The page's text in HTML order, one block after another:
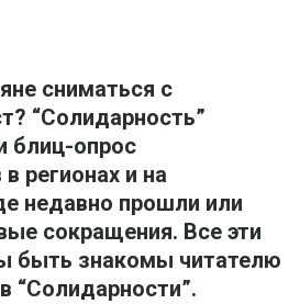
сниматься с
“Солидарность”
блиц-опрос
регионах и на
недавно прошли или
сокращения. Все эти
быть знакомы читателю
“Солидарности”.